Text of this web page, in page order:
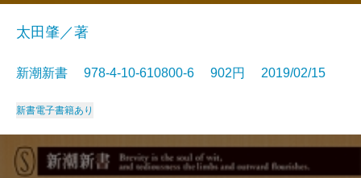
太田肇／著
新潮新書 978-4-10-610800-6 902円 2019/02/15
新書電子書籍あり